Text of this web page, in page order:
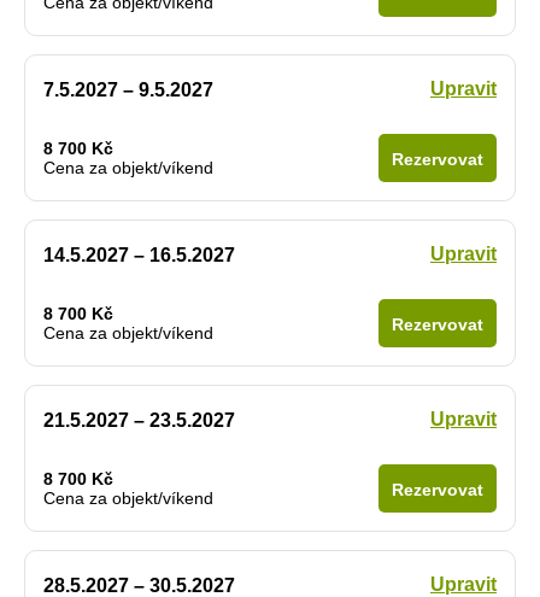
7.5.2027 – 9.5.2027 Upravit
8 700 Kč
Cena za objekt/víkend
Rezervovat
14.5.2027 – 16.5.2027 Upravit
8 700 Kč
Cena za objekt/víkend
Rezervovat
21.5.2027 – 23.5.2027 Upravit
8 700 Kč
Cena za objekt/víkend
Rezervovat
28.5.2027 – 30.5.2027 Upravit